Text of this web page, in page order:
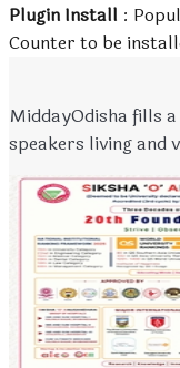
Plugin Install :
Counter to be
MiddayOdisha fills
speakers living and